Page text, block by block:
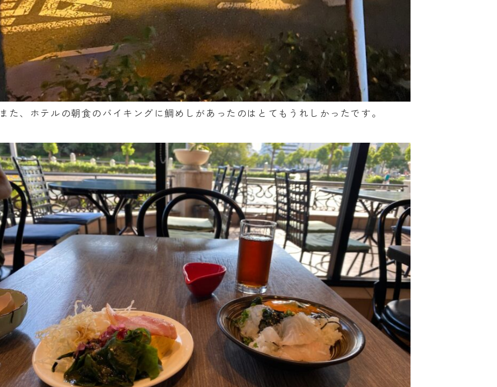
また、ホテルの朝食のバイキングに鯛めしがあったのはとてもうれしかったです。